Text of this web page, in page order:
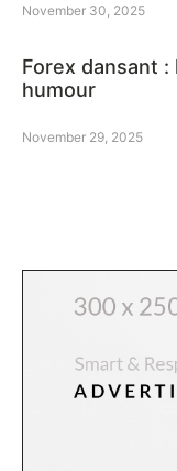
November 30, 2025
Forex dansant :
humour
November 29, 2025